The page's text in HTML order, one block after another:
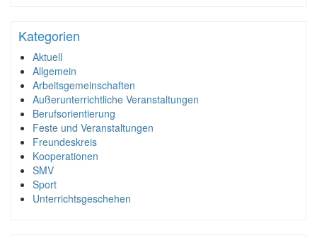
Kategorien
Aktuell
Allgemein
Arbeitsgemeinschaften
Außerunterrichtliche Veranstaltungen
Berufsorientierung
Feste und Veranstaltungen
Freundeskreis
Kooperationen
SMV
Sport
Unterrichtsgeschehen